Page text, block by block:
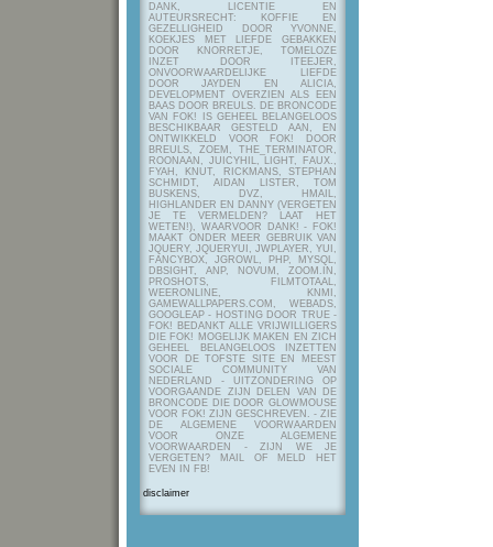
DANK, LICENTIE EN
AUTEURSRECHT: KOFFIE EN
GEZELLIGHEID DOOR YVONNE,
KOEKJES MET LIEFDE GEBAKKEN
DOOR KNORRETJE, TOMELOZE
INZET DOOR ITEEJER,
ONVOORWAARDELIJKE LIEFDE
DOOR JAYDEN EN ALICIA,
DEVELOPMENT OVERZIEN ALS EEN
BAAS DOOR BREULS. DE BRONCODE
VAN FOK! IS GEHEEL BELANGELOOS
BESCHIKBAAR GESTELD AAN, EN
ONTWIKKELD VOOR FOK! DOOR
BREULS, ZOEM, THE_TERMINATOR,
ROONAAN, JUICYHIL, LIGHT, FAUX.,
FYAH, KNUT, RICKMANS, STEPHAN
SCHMIDT, AIDAN LISTER, TOM
BUSKENS, DVZ, HMAIL,
HIGHLANDER EN DANNY (VERGETEN
JE TE VERMELDEN? LAAT HET
WETEN!), WAARVOOR DANK! - FOK!
MAAKT ONDER MEER GEBRUIK VAN
JQUERY, JQUERYUI, JWPLAYER, YUI,
FANCYBOX, JGROWL, PHP, MYSQL,
DBSIGHT, ANP, NOVUM, ZOOM.IN,
PROSHOTS, FILMTOTAAL,
WEERONLINE, KNMI,
GAMEWALLPAPERS.COM, WEBADS,
GOOGLEAP - HOSTING DOOR TRUE -
FOK! BEDANKT ALLE VRIJWILLIGERS
DIE FOK! MOGELIJK MAKEN EN ZICH
GEHEEL BELANGELOOS INZETTEN
VOOR DE TOFSTE SITE EN MEEST
SOCIALE COMMUNITY VAN
NEDERLAND - UITZONDERING OP
VOORGAANDE ZIJN DELEN VAN DE
BRONCODE DIE DOOR GLOWMOUSE
VOOR FOK! ZIJN GESCHREVEN. - ZIE
DE ALGEMENE VOORWAARDEN
VOOR ONZE ALGEMENE
VOORWAARDEN - ZIJN WE JE
VERGETEN? MAIL OF MELD HET
EVEN IN FB!
disclaimer